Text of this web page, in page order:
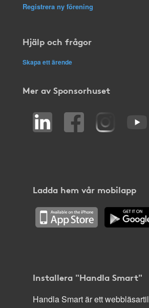
Registrera ny förening
Hjälp och frågor
Skapa ett ärende
Mer av Sponsorhuset
Ladda hem vår mobilapp
Installera "Handla Smart"
Handla Smart är ett